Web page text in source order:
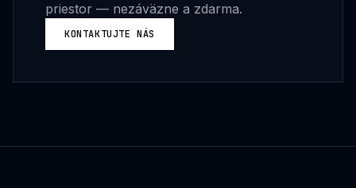
priestor — nezáväzne a zdarma.
KONTAKTUJTE NÁS